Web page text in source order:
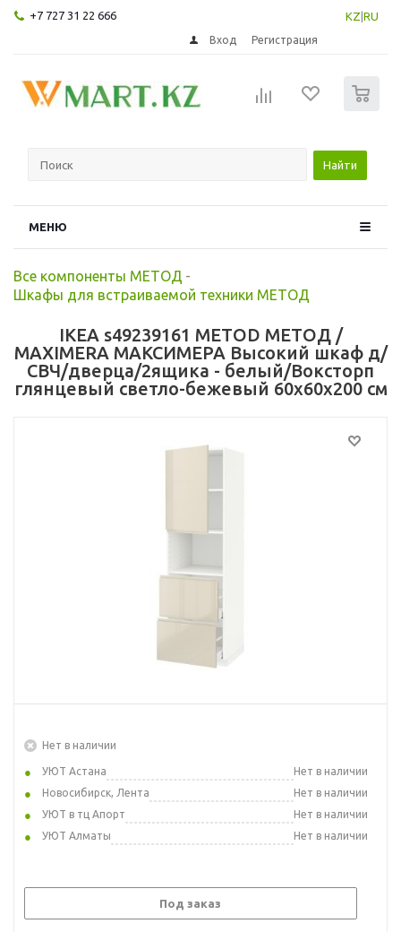
+7 727 31 22 666 KZ RU
Вход Регистрация
Найти
МЕНЮ
Все компоненты МЕТОД -
Шкафы для встраиваемой техники МЕТОД
IKEA s49239161 METOD МЕТОД /
MAXIMERA МАКСИМЕРА Высокий шкаф д/
СВЧ/дверца/2ящика - белый/Воксторп
глянцевый светло-бежевый 60x60x200 см
Нет в наличии
УЮТ Астана
Нет в наличии
Новосибирск, Лента
Нет в наличии
УЮТ в тц Апорт
Нет в наличии
УЮТ Алматы
Нет в наличии
Под заказ